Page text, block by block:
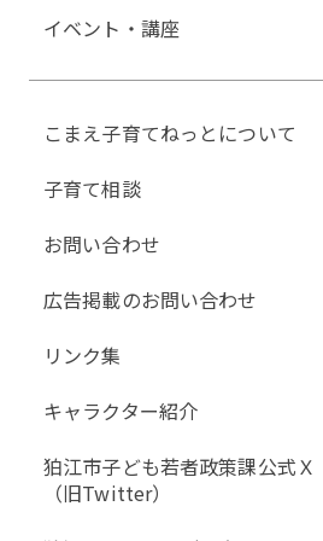
イベント・講座
こまえ子育てねっとについて
子育て相談
お問い合わせ
広告掲載のお問い合わせ
リンク集
キャラクター紹介
狛江市子ども若者政策課公式Ｘ
（旧Twitter）